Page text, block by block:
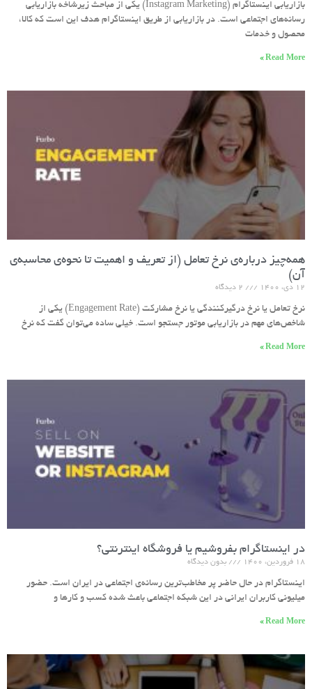
بازاریابی اینستاگرام (Instagram Marketing) یکی از مباحث زیرشاخه بازاریابی
رسانه‌های اجتماعی است. در بازاریابی از طریق اینستاگرام هدف این است که کالا،
محصول و خدمات
Read More »
همه‌چیز درباره‌ی نرخ تعامل (از تعریف و اهمیت تا نحوه‌ی محاسبه‌ی
آن)
۱۲ دی، ۱۴۰۰
نرخ تعامل یا نرخ درگیرکنندگی یا نرخ مشارکت (Engagement Rate) یکی از
شاخص‌های مهم در بازاریابی موتور جستجو است. خیلی ساده می‌توان گفت که نرخ
Read More »
در اینستاگرام بفروشیم یا فروشگاه اینترنتی؟
۱۸ فروردین، ۱۴۰۰ بدون دیدگاه
اینستاگرام در حال حاضر پر مخاطب‌ترین رسانه‌ی اجتماعی در ایران است. حضور
میلیونی کاربران ایرانی در این شبکه اجتماعی باعث شده کسب و کارها و
Read More »